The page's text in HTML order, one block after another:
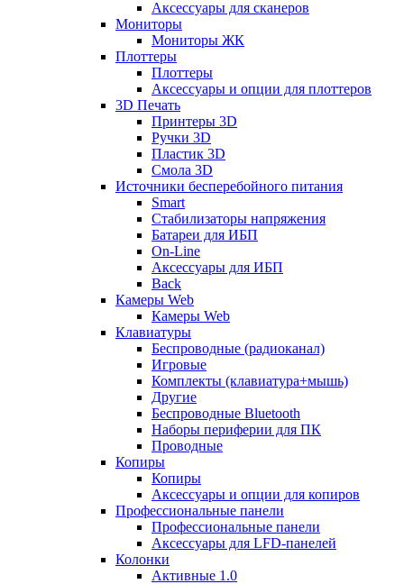
Аксессуары для сканеров
Мониторы
Мониторы ЖК
Плоттеры
Плоттеры
Аксессуары и опции для плоттеров
3D Печать
Принтеры 3D
Ручки 3D
Пластик 3D
Смола 3D
Источники бесперебойного питания
Smart
Стабилизаторы напряжения
Батареи для ИБП
On-Line
Аксессуары для ИБП
Back
Камеры Web
Камеры Web
Клавиатуры
Беспроводные (радиоканал)
Игровые
Комплекты (клавиатура+мышь)
Другие
Беспроводные Bluetooth
Наборы периферии для ПК
Проводные
Копиры
Копиры
Аксессуары и опции для копиров
Профессиональные панели
Профессиональные панели
Аксессуары для LFD-панелей
Колонки
Активные 1.0